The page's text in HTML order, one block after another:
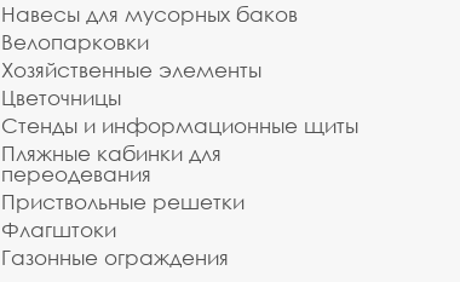
Навесы для мусорных баков
Велопарковки
Хозяйственные элементы
Цветочницы
Стенды и информационные щиты
Пляжные кабинки для
переодевания
Приствольные решетки
Флагштоки
Газонные ограждения